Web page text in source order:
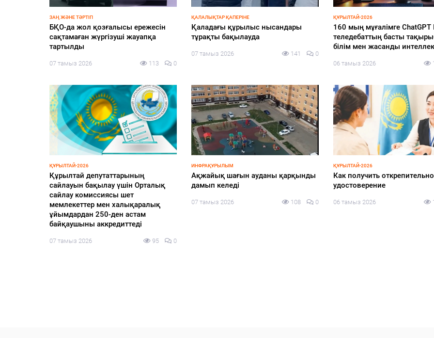
ӨҢІР ЖАҢАЛЫҚТАРЫ
Әдеп жөніндегі кеңесте білім беру
саласындағы сыбайлас жемқорлық
тәуекелдері қаралды
06 тамыз 2026 181 0
ҚҰРЫЛТАЙ-2026
Центральная избирательная
комиссия Казахстана
аккредитовала еще 155
международных наблюдателей от
девяти иностранных государств и
четырех международных
выборами депутатов Курултая
БІРЛІК
Бітімге бастайтын бейбіт диалог
ҚАЛАЛЫҚТАР ҚАПЕРІНЕ
Абаттандыру жобаларының сапасы
мен мерзімі бақылауда
06 тамыз 2026 143 0
ЭКОНОМИКА
БҚО шаруалары заманауи
жүйелеріне көшуде
СПОРТ
Азия чемпионына құрмет
көрсетілді
05 тамыз 2026